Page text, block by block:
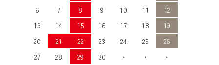
6
7 8 9 10 11
12
13
14 15 16 17 18
19
20
21 22 23 24 25
26
27
28 29 30 ・ ・ ・